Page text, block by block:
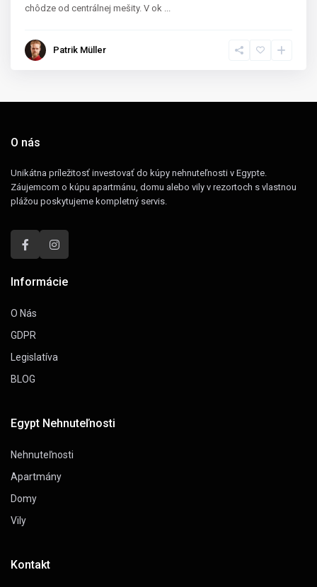
chôdze od centrálnej mešity. V ok ...
Patrik Müller
O nás
Unikátna príležitosť investovať do kúpy nehnuteľnosti v Egypte.
Záujemcom o kúpu apartmánu, domu alebo vily v rezortoch s vlastnou
plážou poskytujeme kompletný servis.
Informácie
O Nás
GDPR
Legislatíva
BLOG
Egypt Nehnuteľnosti
Nehnuteľnosti
Apartmány
Domy
Vily
Kontakt